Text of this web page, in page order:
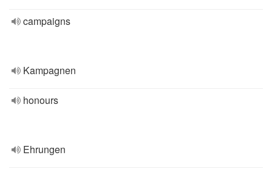
campaigns
Kampagnen
honours
Ehrungen